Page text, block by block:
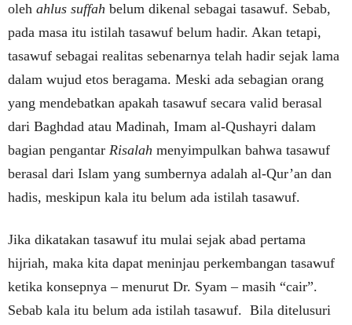
oleh ahlus suffah belum dikenal sebagai tasawuf. Sebab,
pada masa itu istilah tasawuf belum hadir. Akan tetapi,
tasawuf sebagai realitas sebenarnya telah hadir sejak lama
dalam wujud etos beragama. Meski ada sebagian orang
yang mendebatkan apakah tasawuf secara valid berasal
dari Baghdad atau Madinah, Imam al-Qushayri dalam
bagian pengantar Risalah menyimpulkan bahwa tasawuf
berasal dari Islam yang sumbernya adalah al-Qur’an dan
hadis, meskipun kala itu belum ada istilah tasawuf.
Jika dikatakan tasawuf itu mulai sejak abad pertama
hijriah, maka kita dapat meninjau perkembangan tasawuf
ketika konsepnya – menurut Dr. Syam – masih “cair”.
Sebab kala itu belum ada istilah tasawuf. Bila ditelusuri